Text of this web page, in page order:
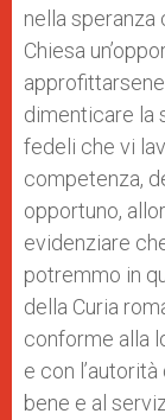
nella speranza
Chiesa
dimenticare la
fedeli che vi
competenza,
opportuno,
evidenziare
potremmo in
della Curia
conforme alla
e con
bene e al